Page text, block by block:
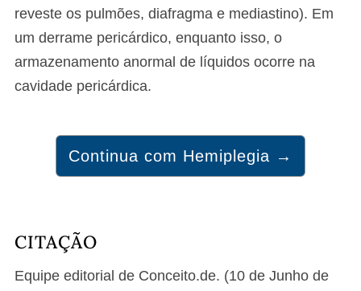
reveste os pulmões, diafragma e mediastino). Em
um derrame pericárdico, enquanto isso, o
armazenamento anormal de líquidos ocorre na
cavidade pericárdica.
Continua com Hemiplegia →
CITAÇÃO
Equipe editorial de Conceito.de. (10 de Junho de